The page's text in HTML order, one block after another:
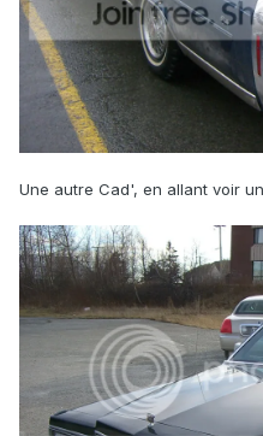
Une autre Cad', en allant voir